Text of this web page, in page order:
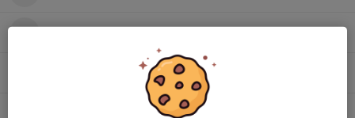
Simon Olsson Fockström